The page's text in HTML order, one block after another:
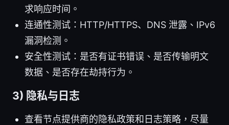
求响应时间。
连通性测试：HTTP/HTTPS、DNS 泄露、IPv6
漏洞检测。
安全性测试：是否有证书错误、是否传输明文
数据、是否存在劫持行为。
3) 隐私与日志
查看节点提供商的隐私政策和日志策略，尽量